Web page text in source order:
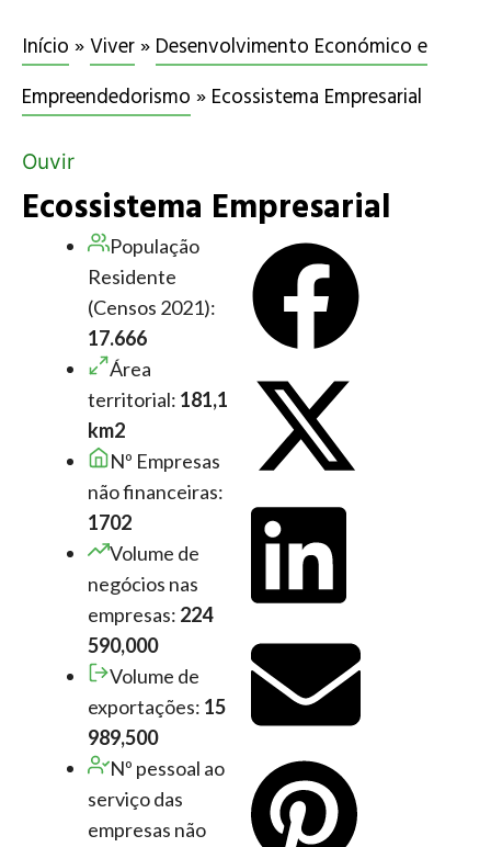
Início »Viver» Desenvolvimento Económico e
Empreendedorismo » Ecossistema Empresarial
Ouvir
Ecossistema Empresarial
População
Residente
(Censos 2021):
17.666
Área
territorial: 181,1
km2
Nº Empresas
não financeiras:
1702
Volume de
negócios nas
empresas: 224
590,000
Volume de
exportações: 15
989,500
Nº pessoal ao
serviço das
empresas não